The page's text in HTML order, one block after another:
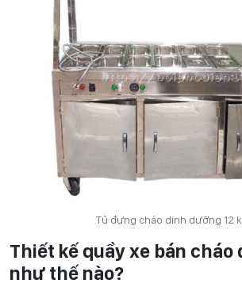
Tủ đựng cháo dinh dưỡng 12
Thiết kế quầy xe bán
như thế nào?